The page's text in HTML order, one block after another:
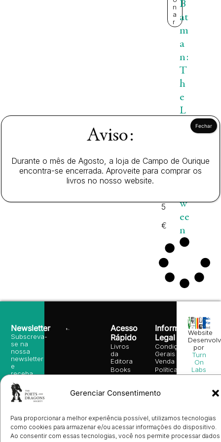
Gerenciar Consentimento
Para proporcionar a melhor experiência possível, utilizamos tecnologias
como cookies para armazenar e/ou acessar informações do dispositivo.
Ao consentir com essas tecnologias, você nos permite processar dados
5
€
n
a
r
B
at
m
a
n:
T
h
e
L
H
al
w
ee
n
info@poetsandragons.com
Infantil
Adulto
Bookshop
Acesso
Rápido
Livros
da
Editora
Books
in
Autores
Ulysses
Sobre
Informação
Legal
Condições
Gerais de
Venda
Política de
privacidade
de
Livro de
Reclamações
Eletrónico
Newsletter
Subscreva-
se na
nossa
newsletter
e
receba
as
nossas
sugestões
de
novidades
sobre
lançamentos,
vantagens
Website
por
Turn
On
Labs
©
Aviso:
Durante o mês de Agosto, a loja de Campo de Ourique
encontra-se encerrada. Aproveite para comprar os
livros no nosso website.